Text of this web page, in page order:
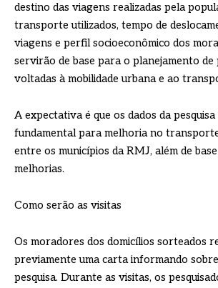
destino das viagens realizadas pela
transporte utilizados, tempo de
viagens e perfil socioeconômico dos
servirão de base para o planejamento de
voltadas à mobilidade urbana e ao
A expectativa é que os dados da
fundamental para melhoria no
entre os municípios da RMJ, além de
melhorias.
Como serão as visitas
Os moradores dos domicílios sorteados
previamente uma carta informando
pesquisa. Durante as visitas, os